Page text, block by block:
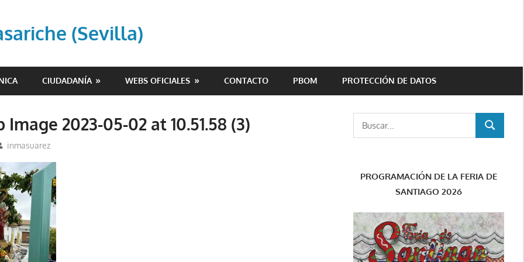
(Sevilla)
CIUDADANÍA WEBS OFICIALES CONTACTO PBOM PROTECCIÓN DE DATOS
2023-05-02 at 10.51.58 (3)
inmasuarez
BUSCAR
PROGRAMACIÓN DE LA FERIA DE
SANTIAGO 2026